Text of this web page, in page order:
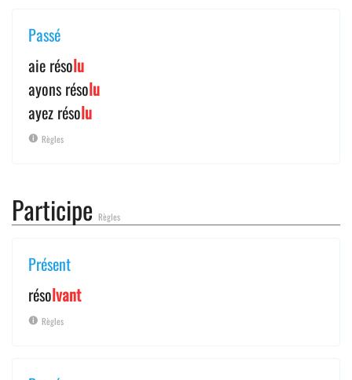
Passé
aie résolu
ayons résolu
ayez résolu
Règles
Participe Règles
Présent
résolvant
Règles